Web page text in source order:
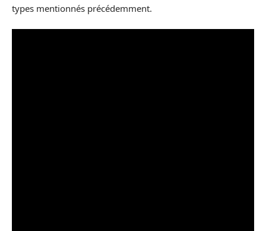
types mentionnés précédemment.